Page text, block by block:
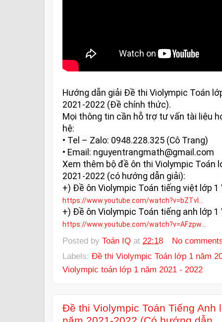
Hướng dẫn giải Đề thi Violympic Toán
2021-2022 (Đề chính thức).
Mọi thông tin cần hỗ trợ tư vấn tài liệu
hệ:
• Tel – Zalo: 0948.228.325 (Cô Trang)
• Email: nguyentrangmath@gmail.com
Xem thêm bộ đề ôn thi Violympic Toán
2021-2022 (có hướng dẫn giải):
https://www.youtube.com/watch?v=bZTvl...
https://www.youtube.com/watch?v=AFzpw...
Posted by Toán IQ at 22:18
No
Labels: Đề thi Violympic Toán lớp 1 năm
Violympic toán lớp 1 năm 2021 - 2022
Đề thi Violympic Toán Tiếng Anh